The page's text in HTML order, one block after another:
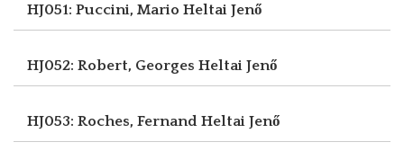
HJ051: Puccini, Mario Heltai Jenő
HJ052: Robert, Georges Heltai Jenő
HJ053: Roches, Fernand Heltai Jenő